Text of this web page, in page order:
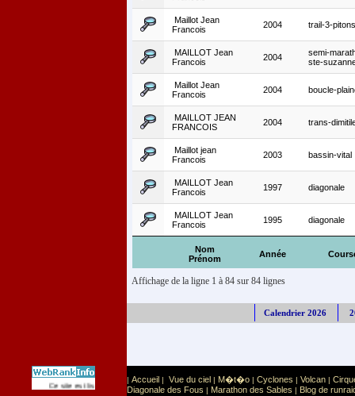
Nom
Prénom
Année
Maillot Jean
Francois
2004 trail-3-pitons
MAILLOT Jean
Francois
2004
semi-
ste-
Maillot Jean
Francois
2004 boucle-
MAILLOT JEAN
FRANCOIS
2004 trans-
Maillot jean
Francois
2003 bassin-vital
MAILLOT Jean
Francois
1997 diagonale
MAILLOT Jean
Francois
1995 diagonale
Affichage de la ligne 1 à 84 sur 84 lignes
Calendrier 2026
Ce site est list� dans la cat�gorieSport:Sports extr�mes
| Accueil | Vue du ciel | M�t�o | Cyclones | Volcan |
Diagonale des Fous | Marathon des Sables | Blog de